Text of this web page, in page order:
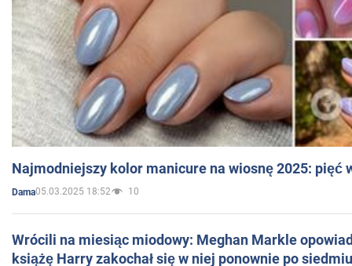
Najmodniejszy kolor manicure na wiosnę 2025: pięć
Dama05.03.2025 18:52 10
Wrócili na miesiąc miodowy: Meghan Markle
książę Harry zakochał się w niej ponownie po